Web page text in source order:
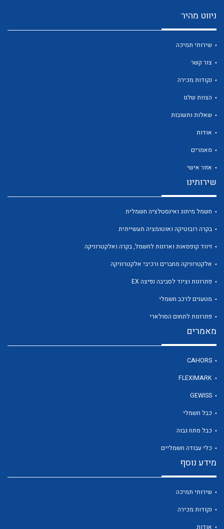
לכל מוצרי היצרן
לכל מוצרי היצרן
ניווט מהיר
שירותי תמיכה
צור קשר
נקודות מכירה
הצוות שלנו
שאלות ותשובות
אודות
מאמרים
אזור אישי
שירותינו
חשמל מיתוג ואינסטלציה חשמלית
בקרה רובוטיקה ואוטומציה תעשייתית
זיווד קופסאות וארונות לחשמל, בקרה ואלקטרוניקה
אלקטרוניקה מחברים ורכיבי אלקטרוניקה
פתרונות וציוד לסביבה נפיצה EX
מטענים לרכב חשמלי
פתרונות לתחום הסולארי
מאמרים
CAHORS
FLEXIMARK
GEWISS
כבל חשמלי
כבל מתח גבוה
כלי עבודה חשמליים
מידע נוסף
שירותי תמיכה
נקודות מכירה
אודות